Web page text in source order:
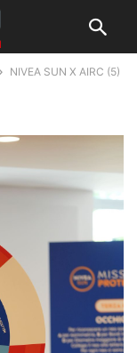
NIVEA SUN X AIRC (5)